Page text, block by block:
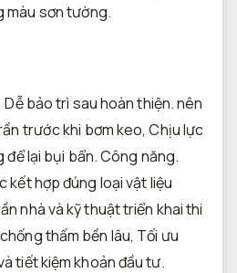
màu sơn tường.
Dễ bảo trì sau hoàn thiện.nên
trước khi bơm keo,Chịu lực
để lại bụi bẩn.Công năng.
kết hợp đúng loại vật liệu
nhà và kỹ thuật triển khai thi
thấm bền lâu, Tối ưu
tiết kiệm khoản đầu tư.